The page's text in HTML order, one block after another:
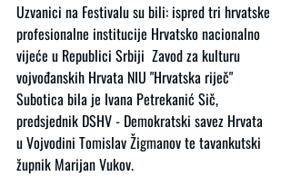
Uzvanici na Festivalu su bili: ispred tri hrvatske
profesionalne institucije Hrvatsko nacionalno
vijeće u Republici Srbiji  Zavod za kulturu
vojvođanskih Hrvata NIU "Hrvatska riječ"
Subotica bila je Ivana Petrekanić Sič,
predsjednik DSHV - Demokratski savez Hrvata
u Vojvodini Tomislav Žigmanov te tavankutski
župnik Marijan Vukov.